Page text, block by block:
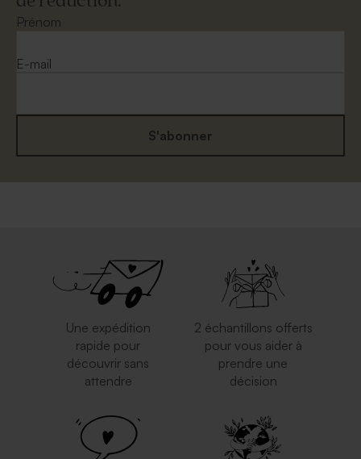
Prénom
E-mail
S'abonner
Une expédition
rapide pour
découvrir sans
attendre
2 échantillons offerts
pour vous aider à
prendre une
décision